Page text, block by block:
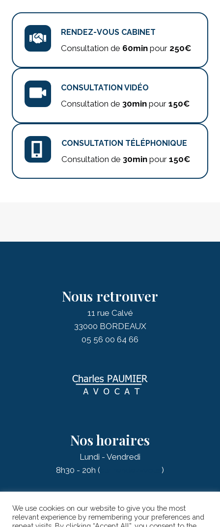
RENDEZ-VOUS CABINET
Consultation de 60min pour 250€
CONSULTATION VIDÉO
Consultation de 30min pour 150€
CONSULTATION TÉLÉPHONIQUE
Consultation de 30min pour 150€
Nous retrouver
11 rue Calvé
33000 BORDEAUX
05 56 00 64 66
Nos horaires
Lundi - Vendredi
8h30 - 20h (
)
We use cookies on our website to give you the most
relevant experience by remembering your preferences and